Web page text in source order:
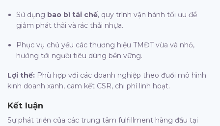
Sử dụng bao bì tái chế, quy trình vận hành tối ưu để
giảm phát thải và rác thải nhựa.
Phục vụ chủ yếu các thương hiệu TMĐT vừa và nhỏ,
hướng tới người tiêu dùng bền vững.
Lợi thế: Phù hợp với các doanh nghiệp theo đuổi mô hình
kinh doanh xanh, cam kết CSR, chi phí linh hoạt.
Kết luận
Sự phát triển của các trung tâm fulfillment hàng đầu tại